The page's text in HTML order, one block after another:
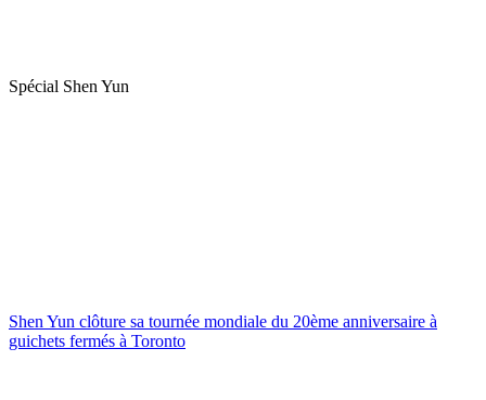
Spécial Shen Yun
Shen Yun clôture sa tournée mondiale du 20ème anniversaire à
guichets fermés à Toronto